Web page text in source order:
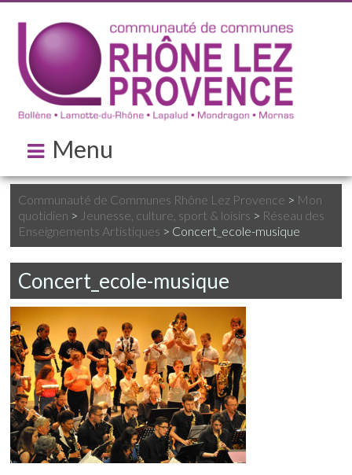
Menu
Communauté de Communes Rhône Lez Provence > Mon
quotidien > Jeunesse, culture, sport & loisirs > Réseau des
Enseignements Artistiques > Concert_ecole-musique
Concert_ecole-musique